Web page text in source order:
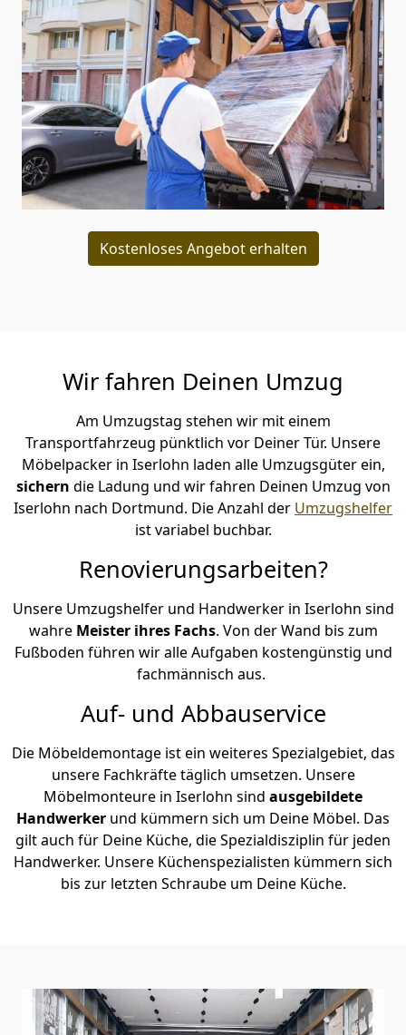
Kostenloses Angebot erhalten
Wir fahren Deinen Umzug
Am Umzugstag stehen wir mit einem
Transportfahrzeug pünktlich vor Deiner Tür. Unsere
Möbelpacker in Iserlohn laden alle Umzugsgüter ein,
sichern die Ladung und wir fahren Deinen Umzug von
Iserlohn nach Dortmund. Die Anzahl der Umzugshelfer
ist variabel buchbar.
Renovierungsarbeiten?
Unsere Umzugshelfer und Handwerker in Iserlohn sind
wahre Meister ihres Fachs. Von der Wand bis zum
Fußboden führen wir alle Aufgaben kostengünstig und
fachmännisch aus.
Auf- und Abbauservice
Die Möbeldemontage ist ein weiteres Spezialgebiet, das
unsere Fachkräfte täglich umsetzen. Unsere
Möbelmonteure in Iserlohn sind ausgebildete
Handwerker und kümmern sich um Deine Möbel. Das
gilt auch für Deine Küche, die Spezialdisziplin für jeden
Handwerker. Unsere Küchenspezialisten kümmern sich
bis zur letzten Schraube um Deine Küche.